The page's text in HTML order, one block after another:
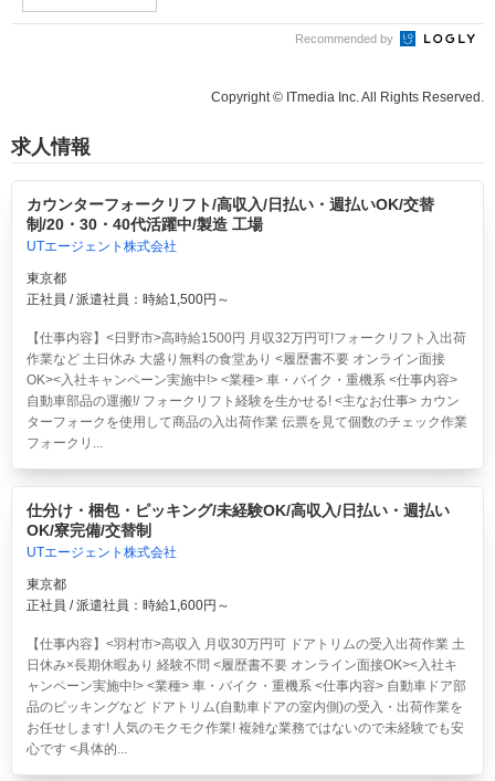
Recommended by
Copyright © ITmedia Inc. All Rights Reserved.
求人情報
カウンターフォークリフト/高収入/日払い・週払いOK/交替
制/20・30・40代活躍中/製造 工場
UTエージェント株式会社
東京都
正社員 / 派遣社員：時給1,500円～
【仕事内容】<日野市>高時給1500円 月収32万円可!フォークリフト入出荷
作業など 土日休み 大盛り無料の食堂あり <履歴書不要 オンライン面接
OK><入社キャンペーン実施中!> <業種> 車・バイク・重機系 <仕事内容>
自動車部品の運搬!/ フォークリフト経験を生かせる! <主なお仕事> カウン
ターフォークを使用して商品の入出荷作業 伝票を見て個数のチェック作業
フォークリ...
仕分け・梱包・ピッキング/未経験OK/高収入/日払い・週払い
OK/寮完備/交替制
UTエージェント株式会社
東京都
正社員 / 派遣社員：時給1,600円～
【仕事内容】<羽村市>高収入 月収30万円可 ドアトリムの受入出荷作業 土
日休み×長期休暇あり 経験不問 <履歴書不要 オンライン面接OK><入社キ
ャンペーン実施中!> <業種> 車・バイク・重機系 <仕事内容> 自動車ドア部
品のピッキングなど ドアトリム(自動車ドアの室内側)の受入・出荷作業を
お任せします! 人気のモクモク作業! 複雑な業務ではないので未経験でも安
心です <具体的...